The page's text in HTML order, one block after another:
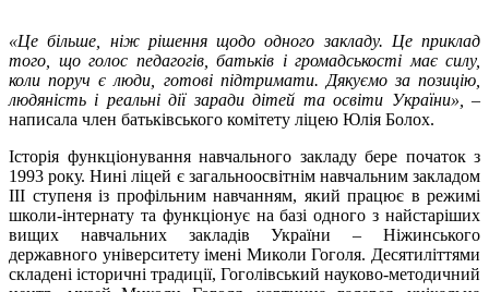
«Це більше, ніж рішення щодо одного закладу. Це приклад
того, що голос педагогів, батьків і громадськості має силу,
коли поруч є люди, готові підтримати. Дякуємо за позицію,
людяність і реальні дії заради дітей та освіти України»,
–
написала член батьківського комітету ліцею Юлія Болох.
Історія функціонування навчального закладу бере початок з
1993 року. Нині ліцей є загальноосвітнім навчальним закладом
ІІІ ступеня із профільним навчанням, який працює в режимі
школи-інтернату та функціонує на базі одного з найстаріших
вищих навчальних закладів України – Ніжинського
державного університету імені Миколи Гоголя. Десятиліттями
складені історичні традиції, Гоголівський науково-методичний